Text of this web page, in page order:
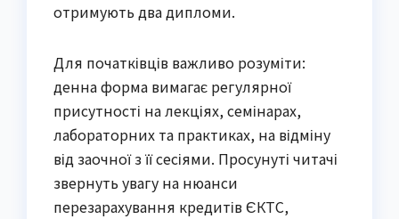
отримують два дипломи.
Для початківців важливо розуміти:
денна форма вимагає регулярної
присутності на лекціях, семінарах,
лабораторних та практиках, на відміну
від заочної з її сесіями. Просунуті читачі
звернуть увагу на нюанси
перезарахування кредитів ЄКТС,